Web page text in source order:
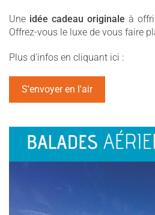
Une idée cadeau originale à
Offrez-vous le luxe de vous faire
Plus d'infos en cliquant ici :
S'envoyer en l'air